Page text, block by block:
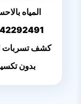
المياه
كشف تسربات
بدون